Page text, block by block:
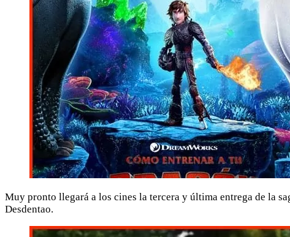
Muy pronto llegará a los cines la tercera y última entrega de la
Desdentao.